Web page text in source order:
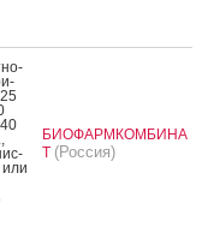
или
БИОФАРМКОМБИНА
Т (Россия)